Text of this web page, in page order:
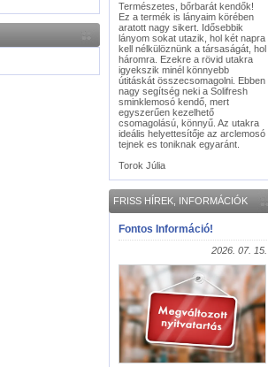
Természetes, bőrbarát kendők!
Ez a termék is lányaim körében
aratott nagy sikert. Idősebbik
lányom sokat utazik, hol két napra
kell nélkülöznünk a társaságát, hol
háromra. Ezekre a rövid utakra
igyekszik minél könnyebb
útitáskát összecsomagolni. Ebben
nagy segítség neki a Solifresh
sminklemosó kendő, mert
egyszerűen kezelhető
csomagolású, könnyű. Az utakra
ideális helyettesítője az arclemosó
tejnek es toniknak egyaránt.
Torok Júlia
FRISS HÍREK, INFORMÁCIÓK
Fontos Információ!
2026. 07. 15.